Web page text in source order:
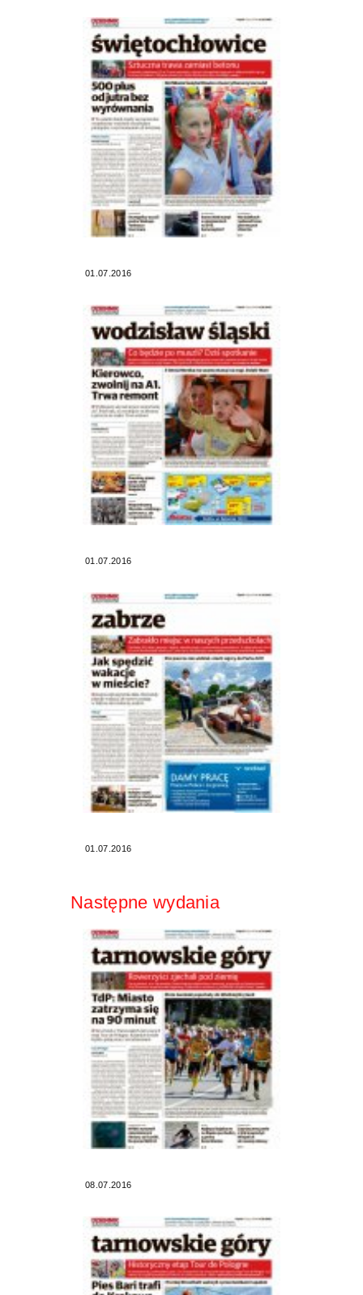
01.07.2016
01.07.2016
01.07.2016
Następne wydania
08.07.2016